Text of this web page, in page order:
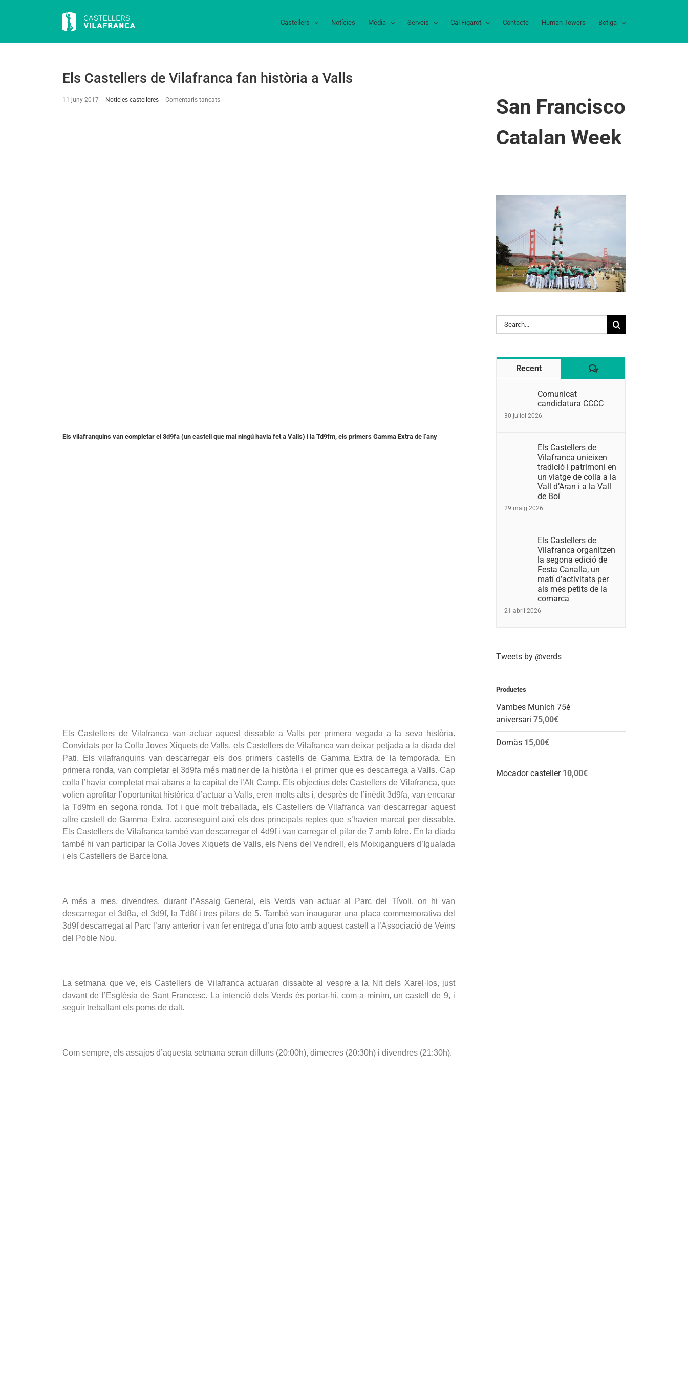
Castellers Notícies Mèdia Serveis Cal Figarot Contacte Human Towers Botiga
Els Castellers de Vilafranca fan història a Valls
11 juny 2017 Notícies castelleres Comentaris tancatsa
Els vilafranquins van completar el 3d9fa (un castell que mai ningú havia fet a Valls) i la Td9fm, els primers Gamma Extra de l’any
Els Castellers de Vilafranca van actuar aquest dissabte a Valls per primera vegada a la seva història.
Convidats per la Colla Joves Xiquets de Valls, els Castellers de Vilafranca van deixar petjada a la diada del
Pati. Els vilafranquins van descarregar els dos primers castells de Gamma Extra de la temporada. En
primera ronda, van completar el 3d9fa més matiner de la història i el primer que es descarrega a Valls. Cap
colla l’havia completat mai abans a la capital de l’Alt Camp. Els objectius dels Castellers de Vilafranca, que
volien aprofitar l’oportunitat històrica d’actuar a Valls, eren molts alts i, després de l’inèdit 3d9fa, van encarar
la Td9fm en segona ronda. Tot i que molt treballada, els Castellers de Vilafranca van descarregar aquest
altre castell de Gamma Extra, aconseguint així els dos principals reptes que s’havien marcat per dissabte.
Els Castellers de Vilafranca també van descarregar el 4d9f i van carregar el pilar de 7 amb folre. En la diada
també hi van participar la Colla Joves Xiquets de Valls, els Nens del Vendrell, els Moixiganguers d’Igualada
i els Castellers de Barcelona.
A més a mes, divendres, durant l’Assaig General, els Verds van actuar al Parc del Tívoli, on hi van
descarregar el 3d8a, el 3d9f, la Td8f i tres pilars de 5. També van inaugurar una placa commemorativa del
3d9f descarregat al Parc l’any anterior i van fer entrega d’una foto amb aquest castell a l’Associació de Veïns
del Poble Nou.
La setmana que ve, els Castellers de Vilafranca actuaran dissabte al vespre a la Nit dels Xarel·los, just
davant de l’Església de Sant Francesc. La intenció dels Verds és portar-hi, com a minim, un castell de 9, i
seguir treballant els poms de dalt.
Com sempre, els assajos d’aquesta setmana seran dilluns (20:00h), dimecres (20:30h) i divendres (21:30h).
San Francisco
Catalan Week
Search
for:
Recent Comentaris
Comunicat
candidatura CCCC
30 juliol 2026
Els Castellers de
Vilafranca unieixen
tradició i patrimoni en
un viatge de colla a la
Vall d’Aran i a la Vall
de Boí
29 maig 2026
Els Castellers de
Vilafranca organitzen
la segona edició de
Festa Canalla, un
matí d’activitats per
als més petits de la
comarca
21 abril 2026
Tweets by @verds
Productes
Vambes Munich 75è
aniversari 75,00€
Domàs 15,00€
Mocador casteller 10,00€